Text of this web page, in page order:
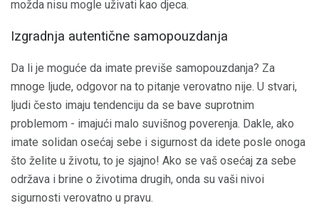
možda nisu mogle uživati ​​kao djeca.
Izgradnja autentične samopouzdanja
Da li je moguće da imate previše samopouzdanja? Za
mnoge ljude, odgovor na to pitanje verovatno nije. U stvari,
ljudi često imaju tendenciju da se bave suprotnim
problemom - imajući malo suvišnog poverenja. Dakle, ako
imate solidan osećaj sebe i sigurnost da idete posle onoga
što želite u životu, to je sjajno! Ako se vaš osećaj za sebe
održava i brine o životima drugih, onda su vaši nivoi
sigurnosti verovatno u pravu.